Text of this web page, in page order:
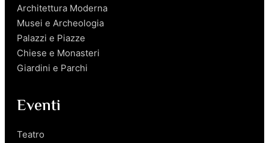
Architettura Moderna
Musei e Archeologia
Palazzi e Piazze
Chiese e Monasteri
Giardini e Parchi
Eventi
Teatro